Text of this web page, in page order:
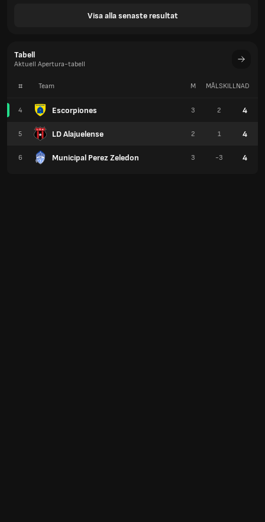
Visa alla senaste resultat
Tabell
Aktuell Apertura-tabell
# Team
4 Escorpiones
5 LD Alajuelense
6 Municipal Perez Zeledon
M MÅLSKILLNAD
3 2 4
2 1 4
3 -3 4